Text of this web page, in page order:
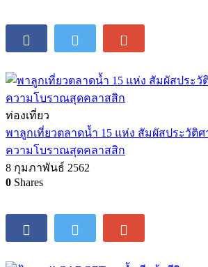
ท่องเที่ยว
พาลูกเที่ยวตลาดน้ำ 15 แห่ง สัมผัสประวัติ
ความโบราณสุดคลาสสิก
8 กุมภาพันธ์ 2562
0 Shares